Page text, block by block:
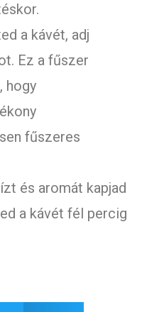
a kávét, adj
Ez a fűszer
hogy
fűszeres
és aromát kapjad
a kávét fél percig